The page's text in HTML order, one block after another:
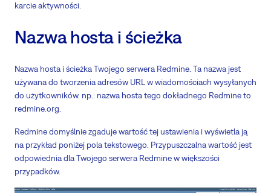
karcie aktywności.
Nazwa hosta i ścieżka
Nazwa hosta i ścieżka Twojego serwera Redmine. Ta nazwa jest
używana do tworzenia adresów URL w wiadomościach wysyłanych
do użytkowników. np.: nazwa hosta tego dokładnego Redmine to
redmine.org.
Redmine domyślnie zgaduje wartość tej ustawienia i wyświetla ją
na przykład poniżej pola tekstowego. Przypuszczalna wartość jest
odpowiednia dla Twojego serwera Redmine w większości
przypadków.